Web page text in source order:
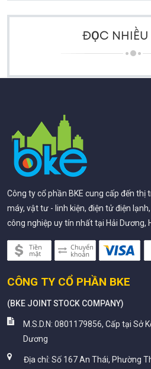
ĐỌC NHIỀU
Công ty cổ phần BKE cung cấp đến
máy, vật tư - linh kiện, điện tử điện
công nghiệp uy tín nhất tại Hải Dương,
CÔNG TY CỔ PHẦN BKE
(BKE JOINT STOCK COMPANY)
M.S.D.N: 0801179856, Cấp tại Sở
Dương
Địa chỉ: Số 167 An Thái, Phường